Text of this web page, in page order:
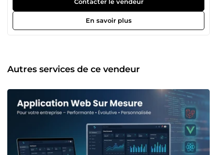
JavaScript, Laravel, Vue.js/React.js et autres technologies
modernes me permet de livrer des solutions innovantes,
fiables et sur mesure, parfaitement alignées avec vos
des solutions digitales qui vous ressemblent. Chaque
projet est unique, et mon rôle est de vous fournir un
En travaillant avec moi, vous bénéficiez d’un interlocuteur
unique, engagé à chaque étape de votre projet. Mon
objectif est de vous accompagner dans la réussite de votre
transition numérique, en vous apportant des solutions
concrètes et durables. Une flexibilité à votre service En tant
que freelance, je suis capable de m’adapter rapidement à
En savoir plus
Autres services de ce vendeur